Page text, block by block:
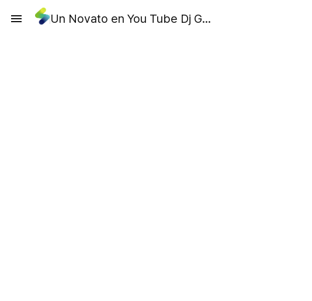
Un Novato en You Tube Dj Gohan